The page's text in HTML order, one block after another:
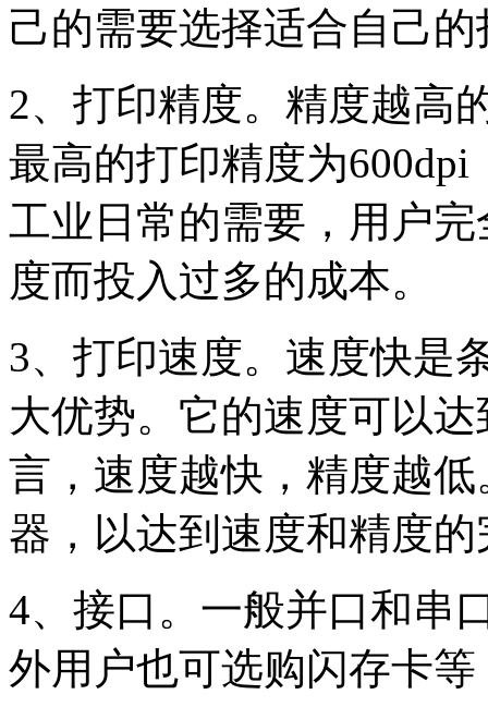
己的需要选择适合自己
2、打印精度。精度越高
最高的打印精度为600dpi
工业日常的需要，用户
度而投入过多的成本。
3、打印速度。速度快是
大优势。它的速度可以
言，速度越快，精度越
器，以达到速度和精度
4、接口。一般并口和串
外用户也可选购闪存卡等